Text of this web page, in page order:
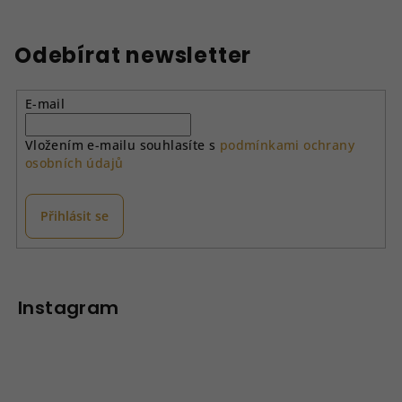
Odebírat newsletter
E-mail
Vložením e-mailu souhlasíte s podmínkami ochrany
osobních údajů
Přihlásit se
Instagram